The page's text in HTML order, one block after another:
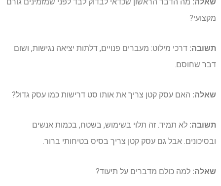
מקצועי?
תשובה: דרכי מילוט: מעברים פנויים, דלתות יציאה נגישות, ושום
דבר שחוסם.
שאלה: האם עסק קטן צריך את אותו סט דרישות כמו עסק גדול?
תשובה: לא תמיד. זה תלוי בשימוש, בשטח, בכמות אנשים
ובסיכונים. אבל גם עסק קטן צריך בסיס בטיחותי ברור.
שאלה: למה כולם מדברים על תיעוד?